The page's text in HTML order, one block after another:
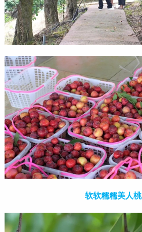
软软糯糯美人桃